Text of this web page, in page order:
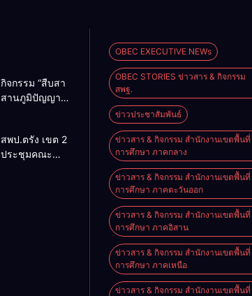
กิจกรรม “สืบสา
สานภูมิปัญญา
โรงเรียนบ้านสัน
พระเนตร ประจำ
สพป.ตรัง เขต 2
ประชุมคณะ
OBEC EXECUTIVE NEWs
OBEC STORIES ข่าวสาร & กิจกรรม
สพฐ.
ข่าวประชาสัมพันธ์
ข่าวสาร & กิจกรรม สำนักงานเขตพื้นที่
การศึกษา ภาคกลาง
ข่าวสาร & กิจกรรม สำนักงานเขตพื้นที่
การศึกษา ภาคตะวันออก
ข่าวสาร & กิจกรรม สำนักงานเขตพื้นที่
การศึกษา ภาคอิสาน
ข่าวสาร & กิจกรรม สำนักงานเขตพื้นที่
การศึกษา ภาคเหนือ
ข่าวสาร & กิจกรรม สำนักงานเขตพื้นที่